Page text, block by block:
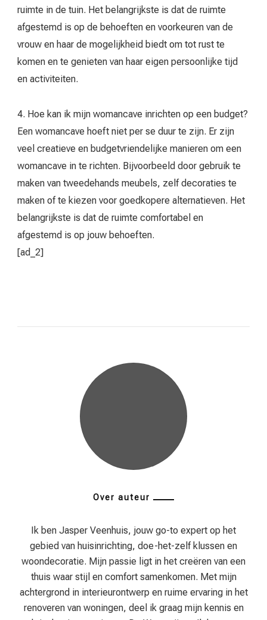
ruimte in de tuin. Het belangrijkste is dat de ruimte
afgestemd is op de behoeften en voorkeuren van de
vrouw en haar de mogelijkheid biedt om tot rust te
komen en te genieten van haar eigen persoonlijke tijd
en activiteiten.
4. Hoe kan ik mijn womancave inrichten op een budget?
Een womancave hoeft niet per se duur te zijn. Er zijn
veel creatieve en budgetvriendelijke manieren om een
womancave in te richten. Bijvoorbeeld door gebruik te
maken van tweedehands meubels, zelf decoraties te
maken of te kiezen voor goedkopere alternatieven. Het
belangrijkste is dat de ruimte comfortabel en
afgestemd is op jouw behoeften.
[ad_2]
Over auteur
Ik ben Jasper Veenhuis, jouw go-to expert op het
gebied van huisinrichting, doe-het-zelf klussen en
woondecoratie. Mijn passie ligt in het creëren van een
thuis waar stijl en comfort samenkomen. Met mijn
achtergrond in interieurontwerp en ruime ervaring in het
renoveren van woningen, deel ik graag mijn kennis en